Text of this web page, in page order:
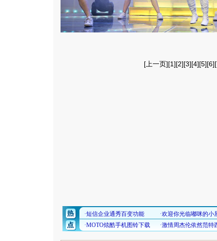
[ 上一页][1][2][3][4][5][6][